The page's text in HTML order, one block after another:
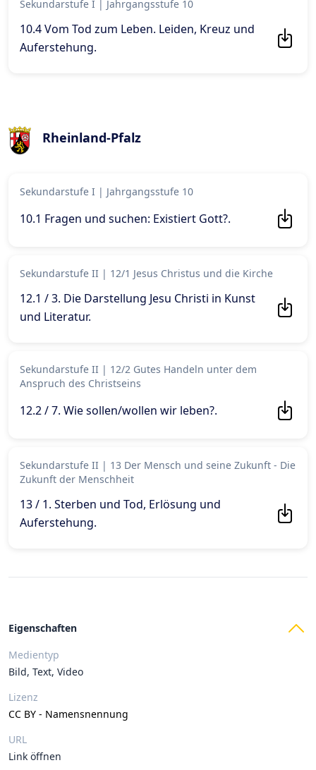
Sekundarstufe I Jahrgangsstufe 10
10.4 Vom Tod zum Leben. Leiden, Kreuz und
Auferstehung.
Rheinland-Pfalz
Sekundarstufe I | Jahrgangsstufe 10
10.1 Fragen und suchen: Existiert Gott?.
Sekundarstufe II | 12/1 Jesus Christus und die Kirche
12.1 / 3. Die Darstellung Jesu Christi in Kunst
und Literatur.
Sekundarstufe II | 12/2 Gutes Handeln unter dem
Anspruch des Christseins
12.2 / 7. Wie sollen/wollen wir leben?.
Sekundarstufe II | 13 Der Mensch und seine Zukunft - Die
Zukunft der Menschheit
13 / 1. Sterben und Tod, Erlösung und
Auferstehung.
Eigenschaften
Medientyp
Bild, Text, Video
Lizenz
CC BY - Namensnennung
URL
Link öffnen